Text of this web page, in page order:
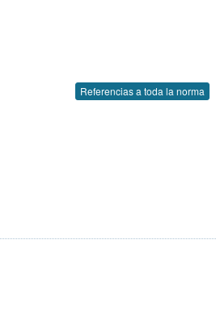
Referencias a toda la norma